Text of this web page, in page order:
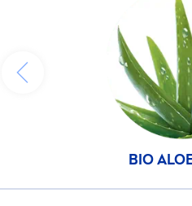
BIO